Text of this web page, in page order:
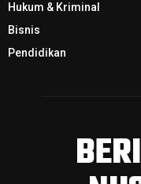
Hukum & Kriminal
Bisnis
Pendidikan